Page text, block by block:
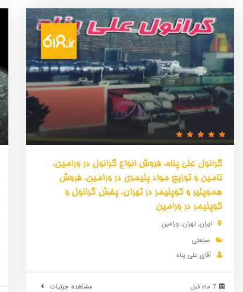
گرانول علی پناه، فروش انواع گرانول در ورامین،
تامین و توزیع مواد پلیمری در ورامین، فروش
هموپلیر و کوپلیمر در تهران، پخش گرانول و
کوپلیمر در ورامین
ایران, تهران, ورامین
صنعتی
آقای علی پناه
مشاهده جزئیات 7 ماه قبل